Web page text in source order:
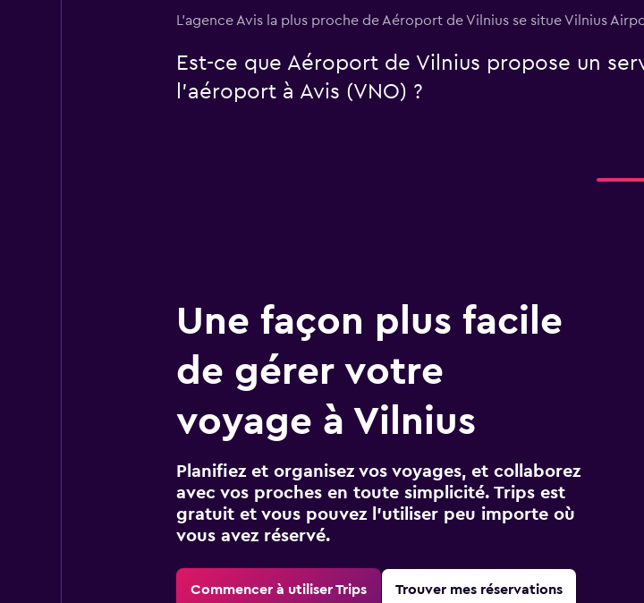
L’agence Avis la plus proche de Aéroport de Vilnius se situe Vilnius
Est-ce que Aéroport de Vilnius propose un
l’aéroport à Avis (VNO) ?
Une façon plus facile
de gérer votre
voyage à Vilnius
Planifiez et organisez vos voyages, et collaborez
avec vos proches en toute simplicité. Trips est
gratuit et vous pouvez l’utiliser peu importe où
vous avez réservé.
Commencer à utiliser Trips Trouver mes réservations